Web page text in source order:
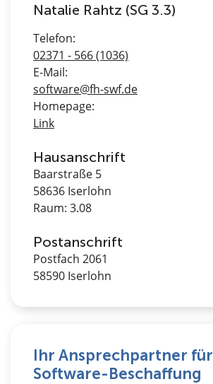
Natalie Rahtz (SG 3.3)
Telefon:
02371 - 566 (1036)
E-Mail:
software@fh-swf.de
Homepage:
Link
Hausanschrift
Baarstraße 5
58636 Iserlohn
Raum: 3.08
Postanschrift
Postfach 2061
58590 Iserlohn
Ihr Ansprechpartner für
Software-Beschaffung